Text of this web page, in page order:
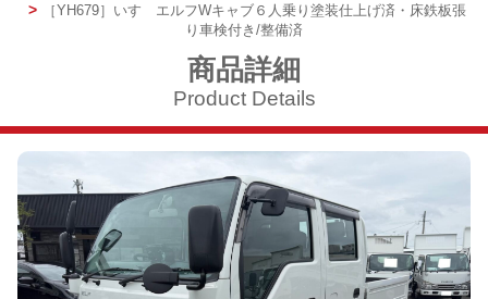
［YH679］ いすゞエルフWキャブ６人乗り 塗装仕上げ済・床鉄板張
り 車検付き/整備済
商品詳細
Product Details